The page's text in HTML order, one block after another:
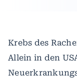
Krebs des
Allein in den